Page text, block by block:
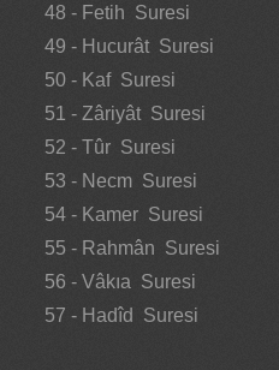
48 - Fetih Suresi
49 - Hucurât Suresi
50 - Kaf Suresi
51 - Zâriyât Suresi
52 - Tûr Suresi
53 - Necm Suresi
54 - Kamer Suresi
55 - Rahmân Suresi
56 - Vâkıa Suresi
57 - Hadîd Suresi